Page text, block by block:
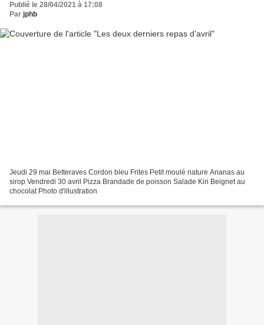
Publié le 28/04/2021 à 17:08
Par jphb
Jeudi 29 mai Betteraves Cordon bleu Frites Petit moulé nature Ananas au
sirop Vendredi 30 avril Pizza Brandade de poisson Salade Kiri Beignet au
chocolat Photo d'illustration